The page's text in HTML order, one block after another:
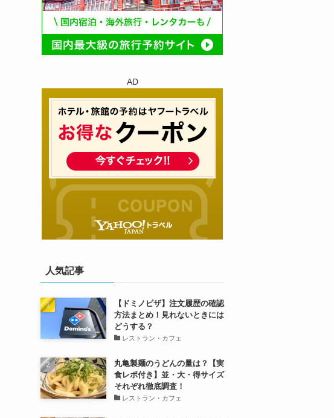
AD
人気記事
【ドミノピザ】注文履歴の確認
方法まとめ！見れないときには
どうする？
レストラン・カフェ
丸亀製麺のうどんの量は？【実
食レポ付き】並・大・得サイズ
それぞれ徹底調査！
レストラン・カフェ